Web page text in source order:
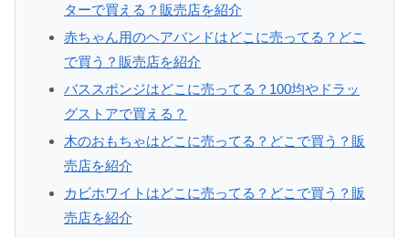
ターで買える？販売店を紹介
赤ちゃん用のヘアバンドはどこに売ってる？どこ
で買う？販売店を紹介
バススポンジはどこに売ってる？100均やドラッ
グストアで買える？
木のおもちゃはどこに売ってる？どこで買う？販
売店を紹介
カビホワイトはどこに売ってる？どこで買う？販
売店を紹介